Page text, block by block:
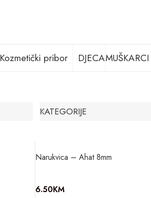
Kozmetički pribor DJECAMUŠKARCI
KATEGORIJE
Narukvica – Ahat 8mm
6.50KM